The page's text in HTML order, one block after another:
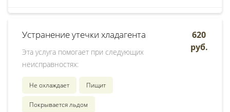
Устранение утечки хладагента
Эта услуга помогает при следующих
неисправностях:
Не охлаждает Пищит
Покрывается льдом
620
руб.